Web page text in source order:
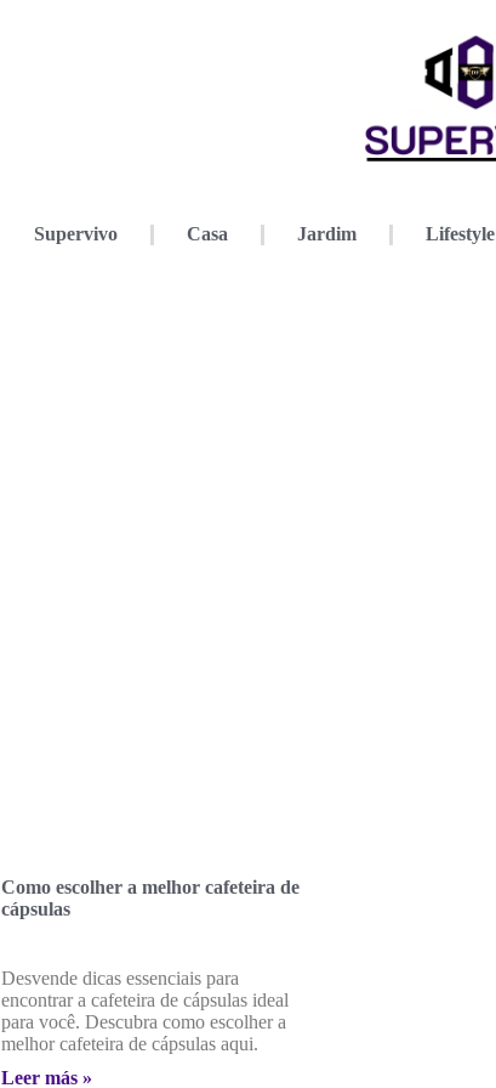
Supervivo Casa Jardim Lifestyle
Como escolher a melhor cafeteira de
cápsulas
Desvende dicas essenciais para
encontrar a cafeteira de cápsulas ideal
para você. Descubra como escolher a
melhor cafeteira de cápsulas aqui.
Leer más »